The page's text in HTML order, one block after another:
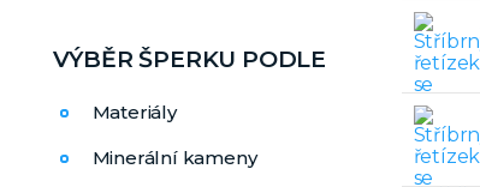
VÝBĚR ŠPERKU PODLE
Materiály
Minerální kameny